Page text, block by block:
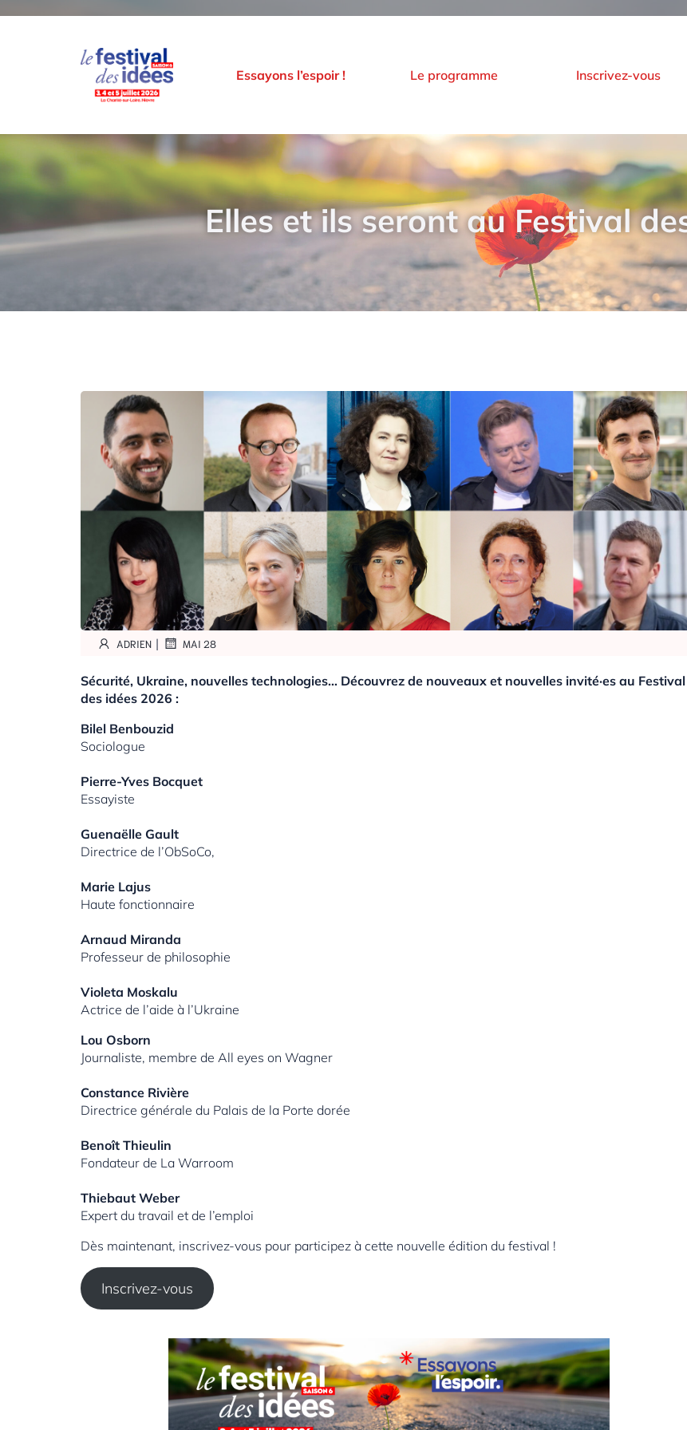
Essayons l’espoir ! Le programme Inscrivez-vous
Elles et ils seront au Festival
ADRIEN | MAI 28
Sécurité, Ukraine, nouvelles technologies… Découvrez de nouveaux et nouvelles invité·es au Festival
des idées 2026 :
Bilel Benbouzid
Sociologue
Pierre-Yves Bocquet
Essayiste
Guenaëlle Gault
Directrice de l’ObSoCo,
Marie Lajus
Haute fonctionnaire
Arnaud Miranda
Professeur de philosophie
Violeta Moskalu
Actrice de l’aide à l’Ukraine
Lou Osborn
Journaliste, membre de All eyes on Wagner
Constance Rivière
Directrice générale du Palais de la Porte dorée
Benoît Thieulin
Fondateur de La Warroom
Thiebaut Weber
Expert du travail et de l’emploi
Dès maintenant, inscrivez-vous pour participez à cette nouvelle édition du festival !
Inscrivez-vous